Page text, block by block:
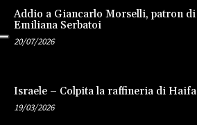
Addio a Giancarlo Morselli, patron di
Emiliana Serbatoi
20/07/2026
Israele – Colpita la raffineria di Haifa
19/03/2026